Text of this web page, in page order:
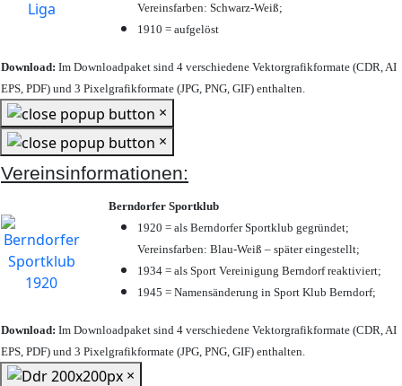
Vereinsfarben: Schwarz-Weiß;
1910 = aufgelöst
Download: Im Downloadpaket sind 4 verschiedene Vektorgrafikformate (CDR, AI
EPS, PDF) und 3 Pixelgrafikformate (JPG, PNG, GIF) enthalten.
×
×
Vereinsinformationen:
Berndorfer Sportklub
1920 = als Berndorfer Sportklub gegründet;
Vereinsfarben: Blau-Weiß – später eingestellt;
1934 = als Sport Vereinigung Berndorf reaktiviert;
1945 = Namensänderung in Sport Klub Berndorf;
Download: Im Downloadpaket sind 4 verschiedene Vektorgrafikformate (CDR, AI
EPS, PDF) und 3 Pixelgrafikformate (JPG, PNG, GIF) enthalten.
×